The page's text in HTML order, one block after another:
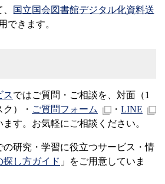
国立国会図書館デジタル化資料送
できます。
スではご質問・ご相談を、対面（1
）・ ご質問フォーム ・ LINE
す。お気軽にご相談ください。
の研究・学習に役立つサービス・情
探し方ガイド 」をご用意していま